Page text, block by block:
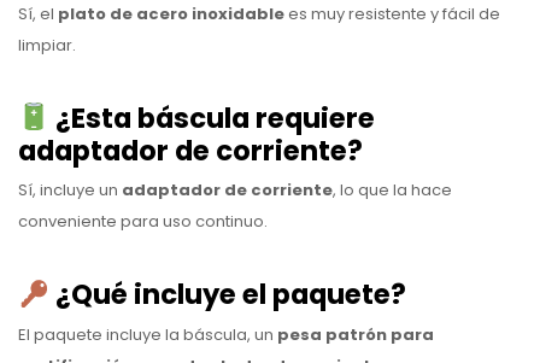
Sí, el plato de acero inoxidablees muy resistente y fácil de
limpiar.
¿Esta báscula requiere
adaptador de corriente?
Sí, incluye un adaptador de corriente, lo que la hace
conveniente para uso continuo.
¿Qué incluye el paquete?
El paquete incluye la báscula, un pesa patrón para